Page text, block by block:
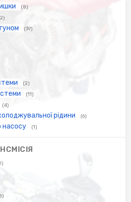
(8)
(39)
(2)
(11)
(4)
рідини (6)
насосу (1)